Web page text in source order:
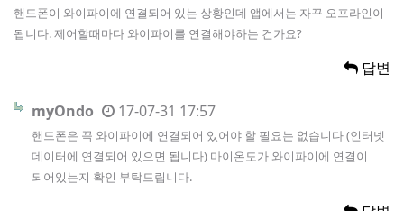
핸드폰이 와이파이에 연결되어 있는 상황인데 앱에서는 자꾸 오프라인이
됩니다. 제어할때마다 와이파이를 연결해야하는 건가요?
답변
myOndo 17-07-31 17:57
핸드폰은 꼭 와이파이에 연결되어 있어야 할 필요는 없습니다 (인터넷
데이터에 연결되어 있으면 됩니다) 마이온도가 와이파이에 연결이
되어있는지 확인 부탁드립니다.